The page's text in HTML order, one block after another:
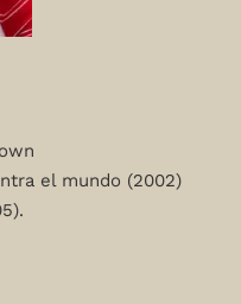
el mundo (2002)